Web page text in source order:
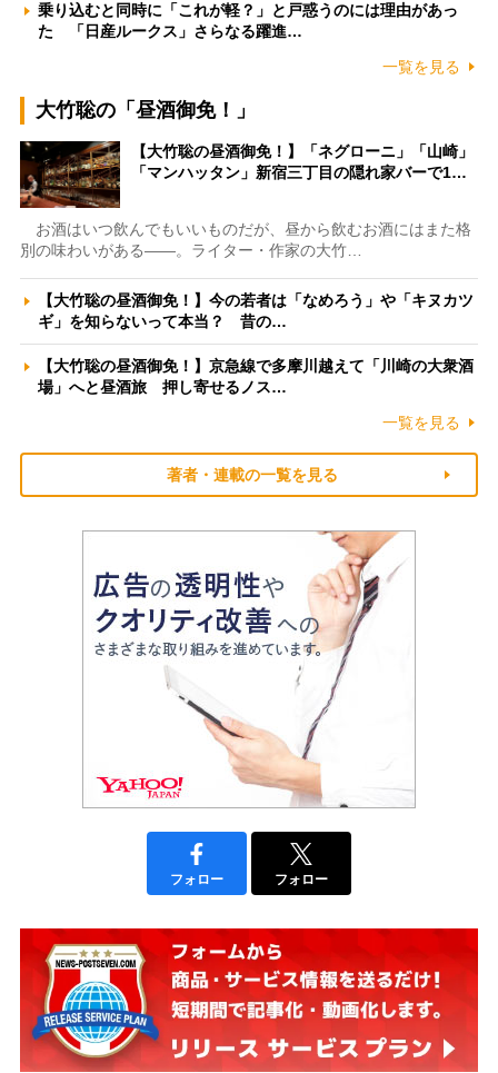
乗り込むと同時に「これが軽？」と戸惑うのには理由があっ
た 「日産ルークス」さらなる躍進…
一覧を見る
大竹聡の「昼酒御免！」
【大竹聡の昼酒御免！】「ネグローニ」「山崎」
「マンハッタン」新宿三丁目の隠れ家バーで1…
お酒はいつ飲んでもいいものだが、昼から飲むお酒にはまた格
別の味わいがある――。ライター・作家の大竹…
【大竹聡の昼酒御免！】今の若者は「なめろう」や「キヌカツ
ギ」を知らないって本当？ 昔の…
【大竹聡の昼酒御免！】京急線で多摩川越えて「川崎の大衆酒
場」へと昼酒旅 押し寄せるノス…
一覧を見る
著者・連載の一覧を見る
フォロー フォロー